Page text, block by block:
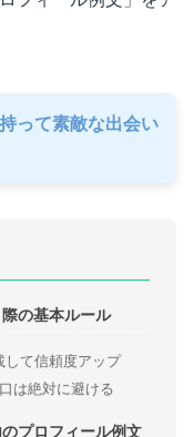
って素敵な出会い
の基本ルール
て信頼度アップ
は絶対に避ける
プロフィール例文